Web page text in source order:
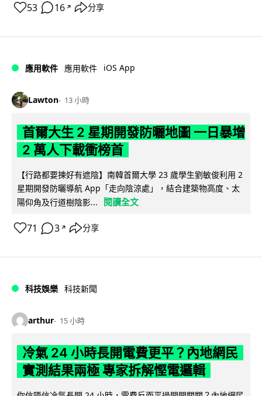
53 16 ↗ 分享
應用軟件 應用軟件 iOS App
Lawton 13 小時
首爾大生 2 星期開發防曬地圖 一日暴增
2 萬人下載衝榜首
【行路都要揀好有遮陰】南韓首爾大學 23 歲學生劉敏俊利用 2
星期開發防曬導航 App「走向陰涼處」，結合建築物高度、太
陽仰角及行道樹陰影...
閱讀全文
71 3 ↗ 分享
科技娛樂 科技新聞
arthur 15 小時
冷氣 24 小時長開電費更平？內地網民
實測結果兩極 專家拆解慳電邏輯